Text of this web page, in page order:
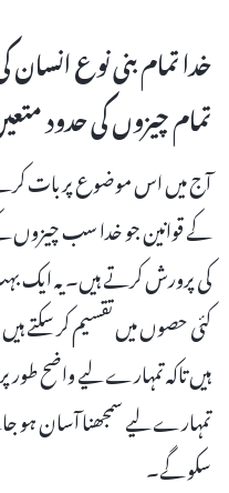
خدا تمام بنی نوع
تمام چیزوں کی حدود
آج میں اس موضوع پر بات
کے قوانین جو خدا سب چیزوں
کی پرورش کرتے ہیں۔ یہ
کئی حصوں میں تقسیم کر سکتے
ہیں تاکہ تمہارے لیے واضح
تمہارے لیے سمجھنا آسان ہو
سکو گے۔